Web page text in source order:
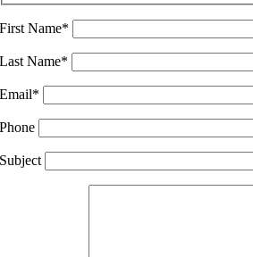
First Name*
Last Name*
Email*
Phone
Subject